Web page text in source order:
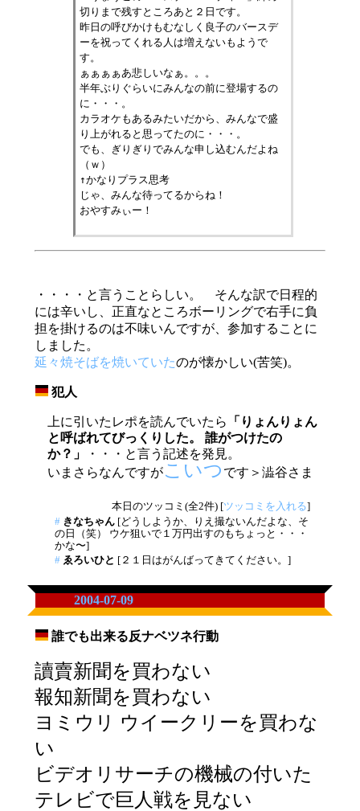
切りまで残すところあと２日です。
昨日の呼びかけもむなしく良子のバースデ
ーを祝ってくれる人は増えないもようで
す。
ぁぁぁぁあ悲しいなぁ。。。
半年ぶりぐらいにみんなの前に登場するの
に・・・。
カラオケもあるみたいだから、みんなで盛
り上がれると思ってたのに・・・。
でも、ぎりぎりでみんな申し込むんだよね
（ｗ）
↑かなりプラス思考
じゃ、みんな待ってるからね！
おやすみぃー！
・・・・と言うことらしい。 そんな訳で日程的
には辛いし、正直なところボーリングで右手に負
担を掛けるのは不味いんですが、参加することに
しました。
延々焼そばを焼いていたのが懐かしい(苦笑)。
犯人
上に引いたレポを読んでいたら 「りょんりょん
と呼ばれてびっくりした。 誰がつけたの
か？」
・・・と言う記述を発見。
いまさらなんですがこいつ です＞澁谷さま
本日のツッコミ(全2件) [ツッコミを入れる]
# きなちゃん [どうしようか、りえ撮ないんだよな、そ
の日（笑） ウケ狙いで１万円出すのもちょっと・・・
かな〜]
# ゑろいひと [２１日はがんばってきてください。]
2004-07-09
誰でも出来る反ナベツネ行動
讀賣新聞を買わない
報知新聞を買わない
ヨミウリ ウイークリーを買わな
い
ビデオリサーチの機械の付いた
テレビで巨人戦を見ない